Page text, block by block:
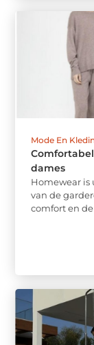
Mode En
dames
Homewear is
van de
comfort en